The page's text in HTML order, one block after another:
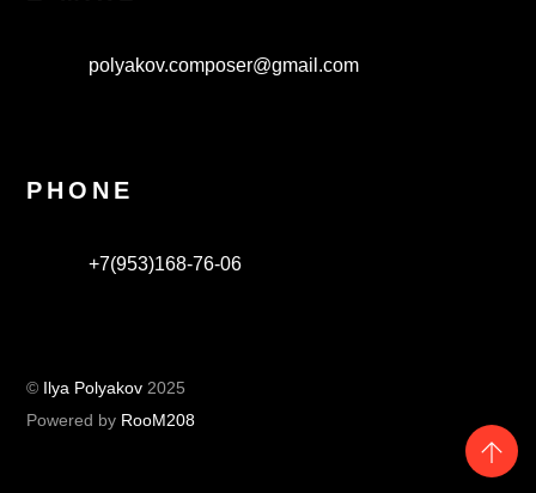
polyakov.composer@gmail.com
PHONE
+7(953)168-76-06
© Ilya Polyakov 2025
Powered by RooM208